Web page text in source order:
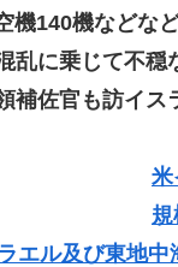
機140機などな
乱に乗じて不穏
補佐官も訪イス
米
エル及び東地